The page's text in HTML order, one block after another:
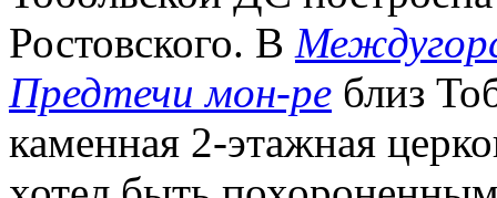
Ростовского. В
Предтечи мон-ре близ
каменная 2-этажная